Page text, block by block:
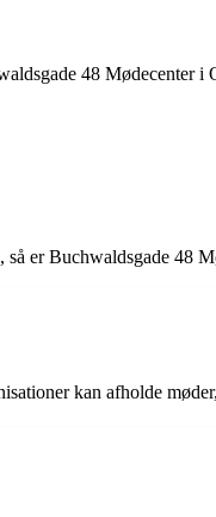
48 Mødecenter i
er Buchwaldsgade
kan afholde